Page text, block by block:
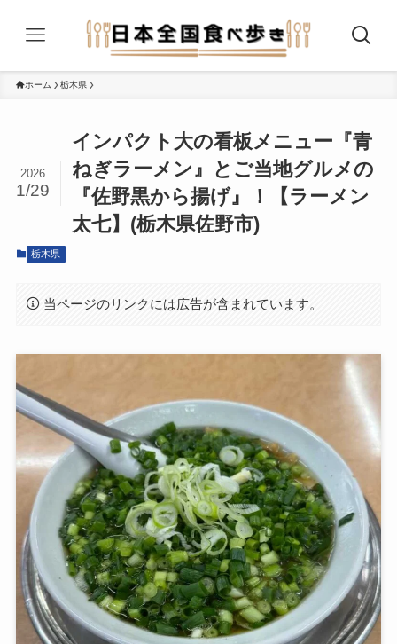
ホーム 栃木県
インパクト大の看板メニュー『青
ねぎラーメン』とご当地グルメの
『佐野黒から揚げ』！【ラーメン
太七】(栃木県佐野市)
2026
1/29
栃木県
当ページのリンクには広告が含まれています。